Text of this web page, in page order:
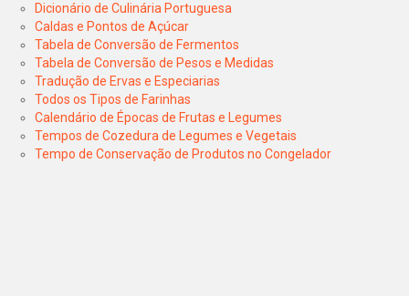
Dicionário de Culinária Portuguesa
Caldas e Pontos de Açúcar
Tabela de Conversão de Fermentos
Tabela de Conversão de Pesos e Medidas
Tradução de Ervas e Especiarias
Todos os Tipos de Farinhas
Calendário de Épocas de Frutas e Legumes
Tempos de Cozedura de Legumes e Vegetais
Tempo de Conservação de Produtos no Congelador